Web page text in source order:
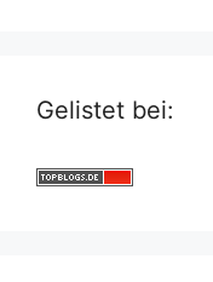
Gelistet bei: